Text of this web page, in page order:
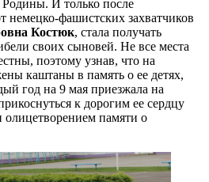
Родины. И только после
немецко-фашистских захватчиков
Костюк, стала получать
своих сыновей. Не все места
поэтому узнав, что на
каштаны в память о ее детях,
год на 9 мая приезжала на
к дорогим ее сердцу
олицетворением памяти о